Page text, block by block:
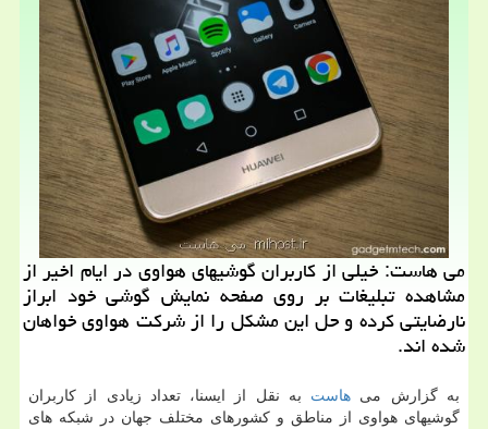
می هاست: خیلی از كاربران گوشیهای هواوی در ایام اخیر از
مشاهده تبلیغات بر روی صفحه نمایش گوشی خود ابراز
نارضایتی كرده و حل این مشكل را از شركت هواوی خواهان
شده اند.
به گزارش می هاست به نقل از ایسنا، تعداد زیادی از كاربران
گوشیهای هواوی از مناطق و كشورهای مختلف جهان در شبكه های